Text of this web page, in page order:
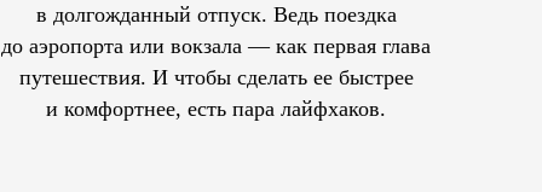
в долгожданный отпуск. Ведь поездка
до аэропорта или вокзала — как первая глава
путешествия. И чтобы сделать ее быстрее
и комфортнее, есть пара лайфхаков.